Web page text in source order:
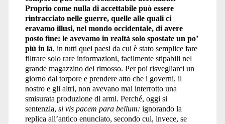
Proprio come nulla di accettabile può essere
rintracciato nelle guerre, quelle alle quali ci
eravamo illusi, nel mondo occidentale, di avere
posto fine: le avevamo in realtà solo spostate un po’
più in là, in tutti quei paesi da cui è stato semplice fare
filtrare solo rare informazioni, facilmente stipabili nel
grande magazzino del rimosso. Per poi risvegliarci un
giorno dal torpore e prendere atto che i governi, il
nostro e gli altri, non avevano mai interrotto una
smisurata produzione di armi. Perché, oggi si
sentenzia, si vis pacem para bellum: ignorando la
replica all’antico enunciato, secondo cui, invece, se